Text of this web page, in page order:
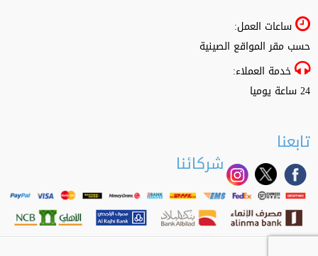
ساعات العمل:
حسب مقر المواقع الصينية
خدمة العملاء:
24 ساعة يوميا
تابعنا
شركائنا